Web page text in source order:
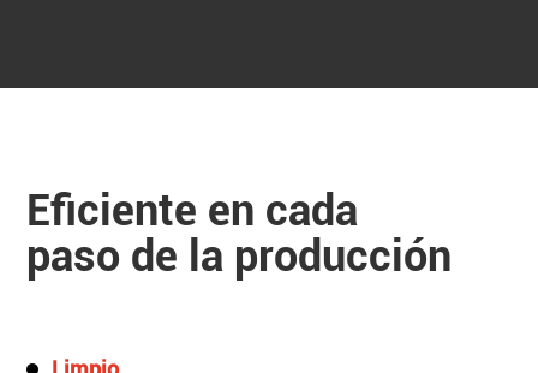
Eficiente en cada
paso de la producción